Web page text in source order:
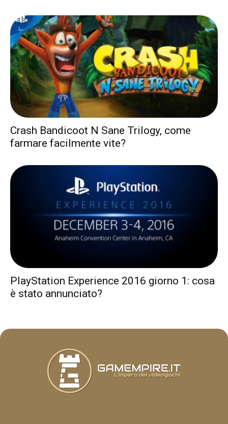
Crash Bandicoot N Sane Trilogy, come
farmare facilmente vite?
PlayStation Experience 2016 giorno 1: cosa
è stato annunciato?